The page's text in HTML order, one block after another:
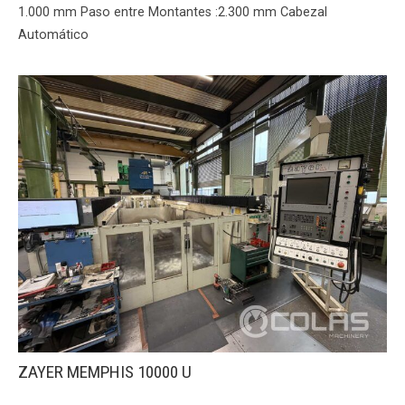
1.000 mm Paso entre Montantes :2.300 mm Cabezal
Automático
ZAYER MEMPHIS 10000 U